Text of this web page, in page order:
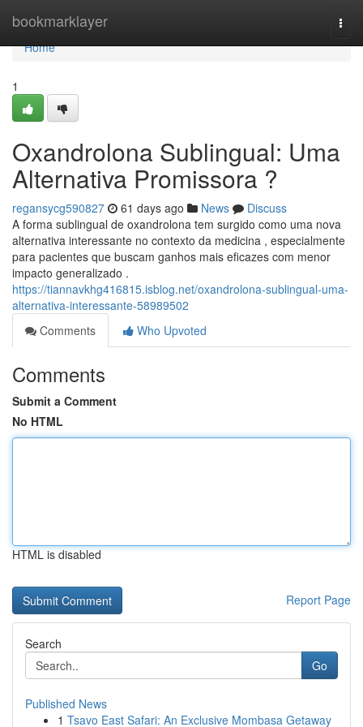
bookmarklayer
Home
Home
1
Oxandrolona Sublingual: Uma
Alternativa Promissora ?
regansycg590827 61 days ago News
Discuss
A forma sublingual de oxandrolona tem surgido como uma nova
alternativa interessante no contexto da medicina , especialmente
para pacientes que buscam ganhos mais eficazes com menor
impacto generalizado .
https://tiannavkhg416815.isblog.net/oxandrolona-sublingual-uma-
alternativa-interessante-58989502
Comments
Who Upvoted
Comments
Submit a Comment
No HTML
HTML is disabled
Report Page
Search
Go
Published News
1 Tsavo East Safari: An Exclusive Mombasa Getaway